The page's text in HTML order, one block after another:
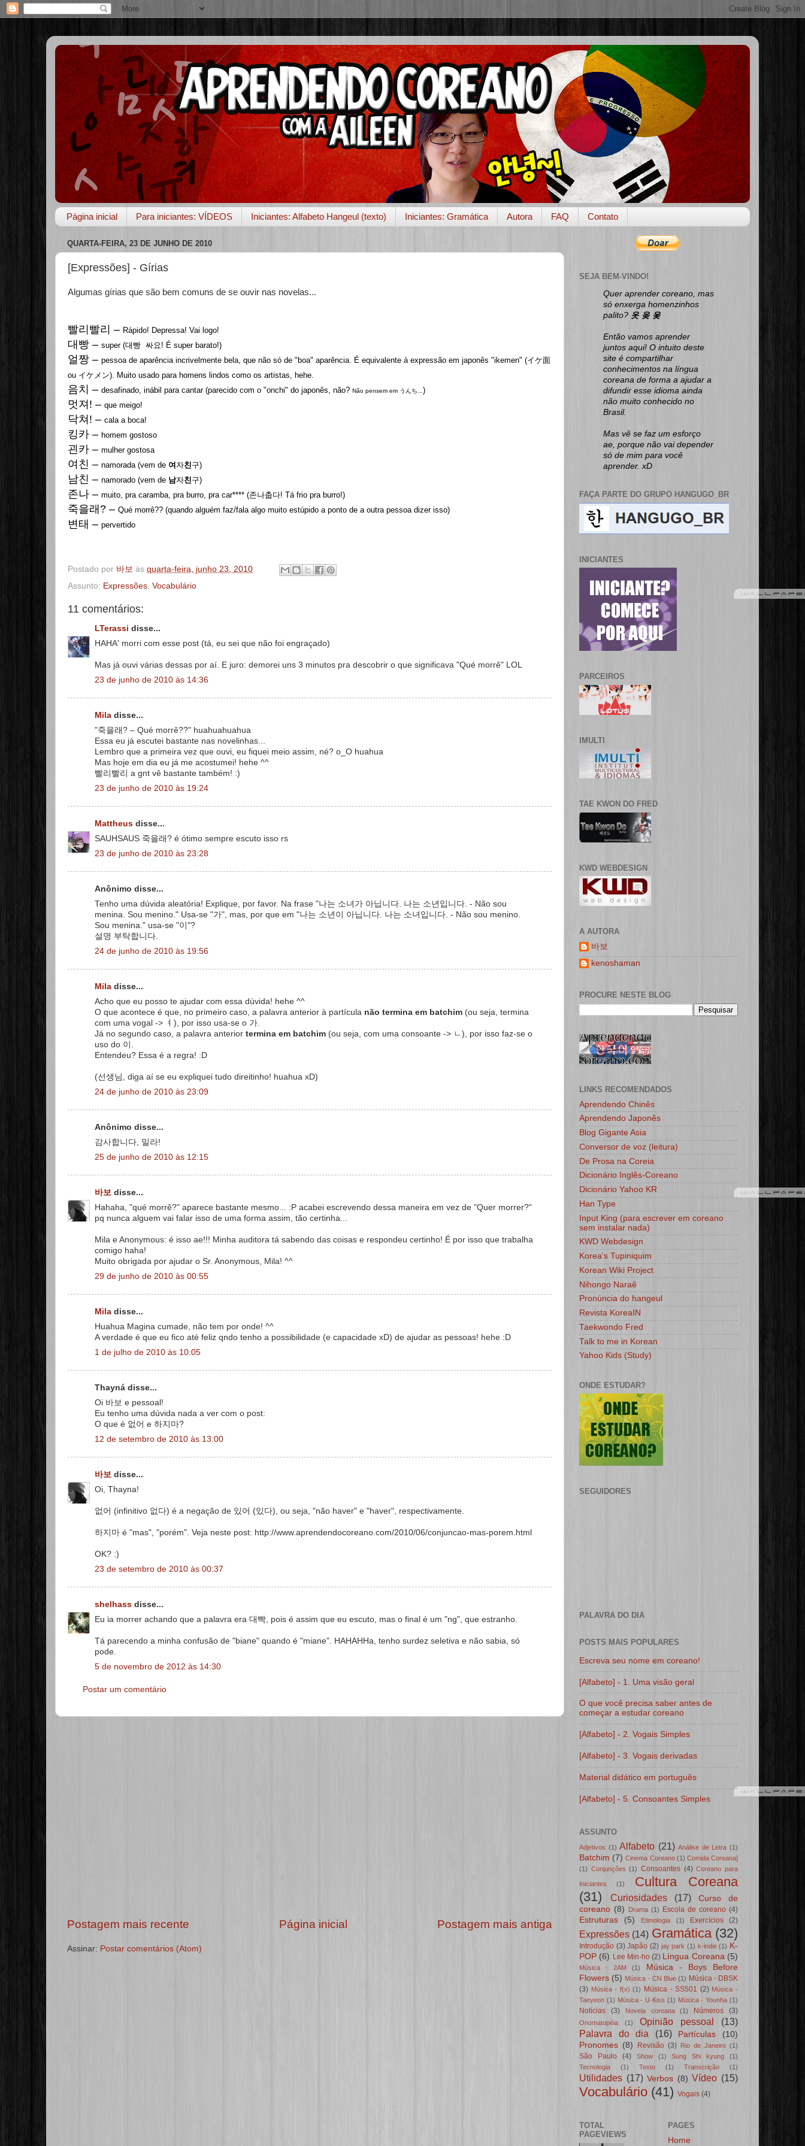
Página inicial Para iniciantes: VÍDEOS Iniciantes: Alfabeto Hangeul (texto) Iniciantes: Gramática Autora FAQ Contato
QUARTA-FEIRA, 23 DE JUNHO DE 2010
[Expressões] - Gírias
Algumas gírias que são bem comuns de se ouvir nas novelas...
빨리빨리 – Rápido! Depressa! Vai logo!
대빵 – super (대빵 싸요! É super barato!)
얼짱 – pessoa de aparência incrivelmente bela, que não só de "boa" aparência. É equivalente à expressão em japonês "ikemen" (イケ面
ou イケメン). Muito usado para homens lindos como os artistas, hehe.
음치 – desafinado, inábil para cantar (parecido com o "onchi" do japonês, não? Não pensem em うんち... )
멋져! – que meigo!
닥쳐! – cala a boca!
킹카 – homem gostoso
괸카 – mulher gostosa
여친 – namorada (vem de 여 자친구)
남친 – namorado (vem de 남자친구)
존나 – muito, pra caramba, pra burro, pra car**** (존나춥다! Tá frio pra burro!)
죽을래? – Qué morrê?? (quando alguém faz/fala algo muito estúpido a ponto de a outra pessoa dizer isso)
변태 – pervertido
Postado por 바보 às quarta-feira, junho 23, 2010
Assunto: Expressões Vocabulário
11 comentários:
LTerassi disse...
HAHA' morri com esse post (tá, eu sei que não foi engraçado)
Mas já ouvi várias dessas por aí. E juro: demorei uns 3 minutos pra descobrir o que significava "Qué morrê" LOL
23 de junho de 2010 às 14:36
Mila disse...
"죽을래? – Qué morrê??" huahuahuahua
Essa eu já escutei bastante nas novelinhas...
Lembro que a primeira vez que ouvi, eu fiquei meio assim, né? o_O huahua
Mas hoje em dia eu já me acostumei! hehe ^^
빨리빨리 a gnt vê bastante também! :)
23 de junho de 2010 às 19:24
Mattheus disse...
SAUHSAUS 죽을래? é ótimo sempre escuto isso rs
23 de junho de 2010 às 23:28
Anônimo disse...
Tenho uma dúvida aleatória! Explique, por favor. Na frase "나는 소녀가 아닙니다. 나는 소년입니다. - Não sou
menina. Sou menino." Usa-se "가", mas, por que em "나는 소년이 아닙니다. 나는 소녀입니다. - Não sou menino.
Sou menina." usa-se "이"?
설명 부탁합니다.
24 de junho de 2010 às 19:56
Mila disse...
Acho que eu posso te ajudar com essa dúvida! hehe ^^
O que acontece é que, no primeiro caso, a palavra anterior à partícula não termina em batchim (ou seja, termina
com uma vogal -> ㅕ), por isso usa-se o 가.
Já no segundo caso, a palavra anterior termina em batchim (ou seja, com uma consoante -> ㄴ), por isso faz-se o
uso do 이.
Entendeu? Essa é a regra! :D
(선생님, diga aí se eu expliquei tudo direitinho! huahua xD)
24 de junho de 2010 às 23:09
Anônimo disse...
감사합니다, 밀라!
25 de junho de 2010 às 12:15
바보 disse...
Hahaha, "qué morrê?" aparece bastante mesmo... :P acabei escrevendo dessa maneira em vez de "Quer morrer?"
pq nunca alguem vai falar isso de uma forma assim, tão certinha...
Mila e Anonymous: é isso ae!!! Minha auditora tá sabendo das coisas e respondeu certinho! É por isso que trabalha
comigo haha!
Muito obrigada por ajudar o Sr. Anonymous, Mila! ^^
29 de junho de 2010 às 00:55
Mila disse...
Huahua Magina cumade, não tem por onde! ^^
A verdade é que eu fico até feliz qndo tenho a possibilidade (e capacidade xD) de ajudar as pessoas! hehe :D
1 de julho de 2010 às 10:05
Thayná disse...
Oi 바보 e pessoal!
Eu tenho uma dúvida nada a ver com o post:
O que é 없어 e 하지마?
12 de setembro de 2010 às 13:00
바보 disse...
Oi, Thayna!
없어 (infinitivo 없다) é a negação de 있어 (있다), ou seja, "não haver" e "haver", respectivamente.
하지마 é "mas", "porém". Veja neste post: http://www.aprendendocoreano.com/2010/06/conjuncao-mas-porem.html
OK? :)
23 de setembro de 2010 às 00:37
shelhass disse...
Eu ia morrer achando que a palavra era 대빡, pois é assim que eu escuto, mas o final é um "ng", que estranho.
Tá parecendo a minha confusão de "biane" quando é "miane". HAHAHHa, tenho surdez seletiva e não sabia, só
pode.
5 de novembro de 2012 às 14:30
Postar um comentário
Postagem mais recente Postagem mais antiga
Página inicial
Assinar: Postar comentários (Atom)
SEJA BEM-VINDO!
Quer aprender coreano, mas
só enxerga homenzinhos
palito? 옷 옺 웆
Então vamos aprender
juntos aqui! O intuito deste
site é compartilhar
conhecimentos na língua
coreana de forma a ajudar a
difundir esse idioma ainda
não muito conhecido no
Brasil.
Mas vê se faz um esforço
ae, porque não vai depender
só de mim para você
aprender. xD
FAÇA PARTE DO GRUPO HANGUGO_BR
INICIANTES
PARCEIROS
IMULTI
TAE KWON DO FRED
KWD WEBDESIGN
A AUTORA
바보
kenoshaman
PROCURE NESTE BLOG
LINKS RECOMENDADOS
Aprendendo Chinês
Aprendendo Japonês
Blog Gigante Asia
Conversor de voz (leitura)
De Prosa na Coreia
Dicionário Inglês-Coreano
Dicionário Yahoo KR
Han Type
Input King (para escrever em coreano
sem instalar nada)
KWD Webdesign
Korea's Tupiniquim
Korean Wiki Project
Nihongo Naraê
Pronúncia do hangeul
Revista KoreaIN
Taekwondo Fred
Talk to me in Korean
Yahoo Kids (Study)
ONDE ESTUDAR?
SEGUIDORES
PALAVRA DO DIA
POSTS MAIS POPULARES
Escreva seu nome em coreano!
[Alfabeto] - 1. Uma visão geral
O que você precisa saber antes de
começar a estudar coreano
[Alfabeto] - 2. Vogais Simples
[Alfabeto] - 3. Vogais derivadas
Material didático em português
[Alfabeto] - 5. Consoantes Simples
ASSUNTO
Adjetivos (1) Alfabeto (21) Análise de Letra (1)
Batchim (7) Cinema Coreano (1) Comida Coreana]
(1) Conjunções (1) Consoantes (4) Coreano para
Iniciantes (1)
Cultura Coreana
(31)
Curiosidades (17)
Curso de
coreano (8) Drama (1) Escola de coreano (4)
Estruturas (5) Etimologia (1) Exercícios (2)
Expressões (14) Gramática (32)
Introdução (3) Japão (2) jay park (1) k-indie (1) K-
POP (6) Lee Min-ho (2) Língua Coreana (5)
Música - 2AM (1)
Música - Boys Before
Flowers (5) Música - CN Blue (1) Música - DBSK
(3) Música - f(x) (1) Música - SS501 (2) Música -
Taeyeon (1) Música - U-Kiss (1) Música - Younha (1)
Notícias (3) Novela coreana (1) Números (3)
Onomatopéia (1) Opinião pessoal
(13)
Palavra do dia
(16) Partículas
(10)
Pronomes (8) Revisão (3) Rio de Janeiro (1)
São Paulo (4) Show (1) Sung Shi kyung
(1)
Tecnologia
(1) Texto (1) Transcrição (1)
Utilidades (17) Verbos (8) Vídeo (15)
Vocabulário (41) Vogais (4)
TOTAL
PAGEVIEWS
PAGES
Home